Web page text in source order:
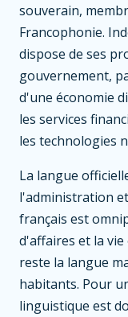
souverain,
Francophonie.
dispose de ses
gouvernement,
d'une économie
les services
les technologies
La langue
l'administration
français est
d'affaires et la
reste la langue
habitants. Pour
linguistique est